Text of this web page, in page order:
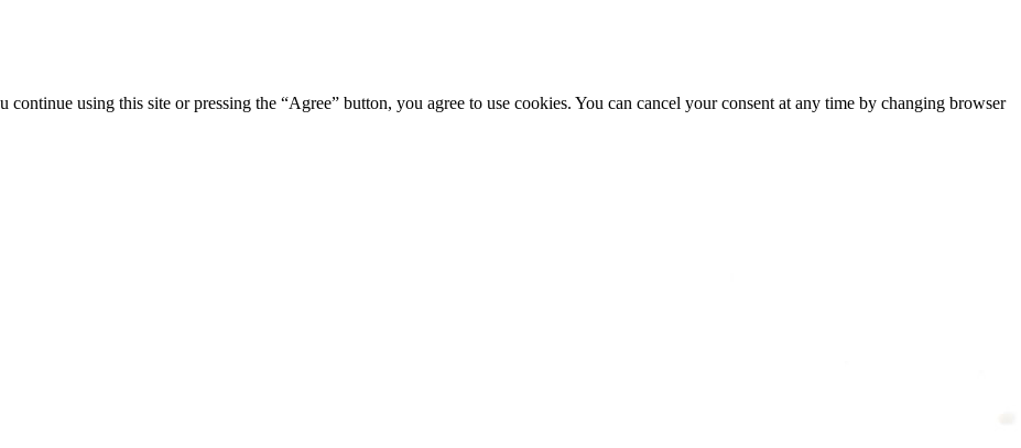
using this site or pressing the “Agree” button, you agree to use cookies. You can cancel your consent at any time by changing browser